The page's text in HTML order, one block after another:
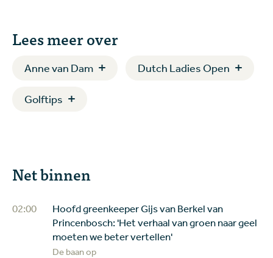
Lees meer over
Anne van Dam Dutch Ladies Open
Golftips
Net binnen
02:00
Hoofd greenkeeper Gijs van Berkel van
Princenbosch: 'Het verhaal van groen naar geel
moeten we beter vertellen'
De baan op